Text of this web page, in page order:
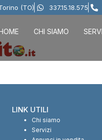
(TO) 337.15.18.575
CHI SIAMO
LINK UTILI
Chi siamo
Servizi